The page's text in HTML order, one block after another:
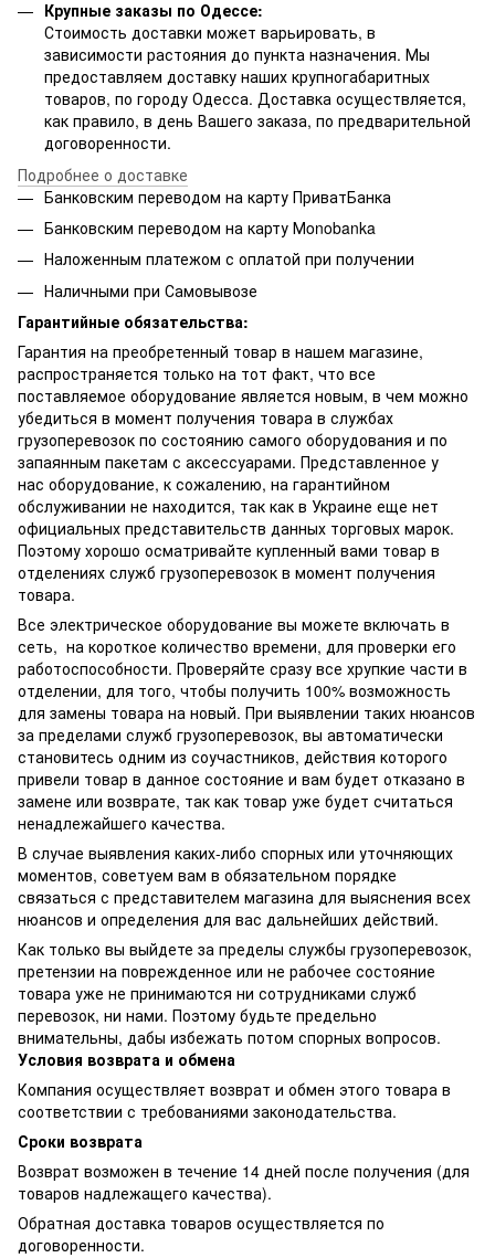
Крупные заказы по Одессе:
Стоимость доставки может варьировать, в
зависимости растояния до пункта назначения. Мы
предоставляем доставку наших крупногабаритных
товаров, по городу Одесса. Доставка осуществляется,
как правило, в день Вашего заказа, по предварительной
договоренности.
Подробнее о доставке
Банковским переводом на карту ПриватБанка
Банковским переводом на карту Мonobanka
Наложенным платежом с оплатой при получении
Наличными при Самовывозе
Гарантийные обязательства:
Гарантия на преобретенный товар в нашем магазине,
распространяется только на тот факт, что все
поставляемое оборудование является новым, в чем можно
убедиться в момент получения товара в службах
грузоперевозок по состоянию самого оборудования и по
запаянным пакетам с аксессуарами. Представленное у
нас оборудование, к сожалению, на гарантийном
обслуживании не находится, так как в Украине еще нет
официальных представительств данных торговых марок.
Поэтому хорошо осматривайте купленный вами товар в
отделениях служб грузоперевозок в момент получения
товара.
Все электрическое оборудование вы можете включать в
сеть, на короткое количество времени, для проверки его
работоспособности. Проверяйте сразу все хрупкие части в
отделении, для того, чтобы получить 100% возможность
для замены товара на новый. При выявлении таких нюансов
за пределами служб грузоперевозок, вы автоматически
становитесь одним из соучастников, действия которого
привели товар в данное состояние и вам будет отказано в
замене или возврате, так как товар уже будет считаться
ненадлежайшего качества.
В случае выявления каких-либо спорных или уточняющих
моментов, советуем вам в обязательном порядке
связаться с представителем магазина для выяснения всех
нюансов и определения для вас дальнейших действий.
Как только вы выйдете за пределы службы грузоперевозок,
претензии на поврежденное или не рабочее состояние
товара уже не принимаются ни сотрудниками служб
перевозок, ни нами. Поэтому будьте предельно
внимательны, дабы избежать потом спорных вопросов.
Условия возврата и обмена
Компания осуществляет возврат и обмен этого товара в
соответствии с требованиями законодательства.
Сроки возврата
Возврат возможен в течение 14 дней после получения (для
товаров надлежащего качества).
Обратная доставка товаров осуществляется по
договоренности.